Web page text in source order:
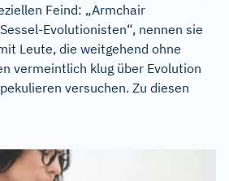
Feind: „Armchair
Evolutionisten“, nennen sie
Leute, die weitgehend ohne
vermeintlich klug über Evolution
versuchen. Zu diesen